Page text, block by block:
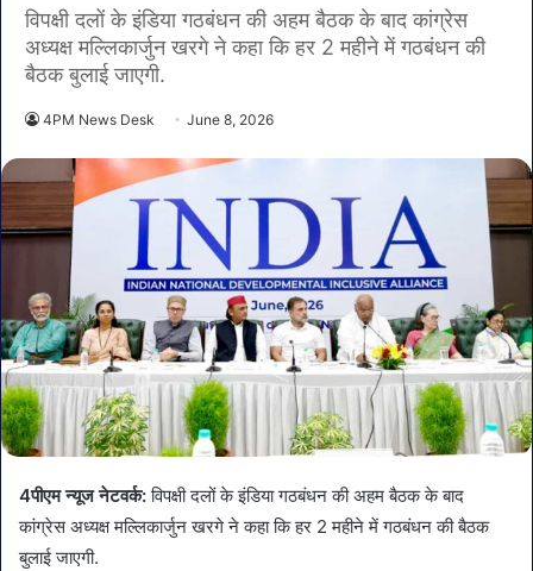
विपक्षी दलों के इंडिया गठबंधन की अहम बैठक के बाद कांग्रेस
अध्यक्ष मल्लिकार्जुन खरगे ने कहा कि हर 2 महीने में गठबंधन की
बैठक बुलाई जाएगी.
4PM News Desk June 8, 2026
4पीएम न्यूज नेटवर्क:विपक्षी दलों के इंडिया गठबंधन की अहम बैठक के बाद
कांग्रेस अध्यक्ष मल्लिकार्जुन खरगे ने कहा कि हर 2 महीने में गठबंधन की बैठक
बुलाई जाएगी.